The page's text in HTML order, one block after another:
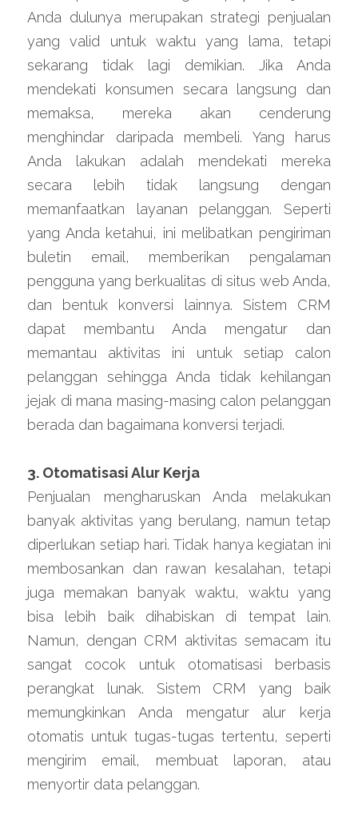
Anda dulunya merupakan strategi penjualan
yang valid untuk waktu yang lama, tetapi
sekarang tidak lagi demikian. Jika Anda
mendekati konsumen secara langsung dan
memaksa, mereka akan cenderung
menghindar daripada membeli. Yang harus
Anda lakukan adalah mendekati mereka
secara lebih tidak langsung dengan
memanfaatkan layanan pelanggan. Seperti
yang Anda ketahui, ini melibatkan pengiriman
buletin email, memberikan pengalaman
pengguna yang berkualitas di situs web Anda,
dan bentuk konversi lainnya. Sistem CRM
dapat membantu Anda mengatur dan
memantau aktivitas ini untuk setiap calon
pelanggan sehingga Anda tidak kehilangan
jejak di mana masing-masing calon pelanggan
berada dan bagaimana konversi terjadi.
3. Otomatisasi Alur Kerja
Penjualan mengharuskan Anda melakukan
banyak aktivitas yang berulang, namun tetap
diperlukan setiap hari. Tidak hanya kegiatan ini
membosankan dan rawan kesalahan, tetapi
juga memakan banyak waktu, waktu yang
bisa lebih baik dihabiskan di tempat lain.
Namun, dengan CRM aktivitas semacam itu
sangat cocok untuk otomatisasi berbasis
perangkat lunak. Sistem CRM yang baik
memungkinkan Anda mengatur alur kerja
otomatis untuk tugas-tugas tertentu, seperti
mengirim email, membuat laporan, atau
menyortir data pelanggan.